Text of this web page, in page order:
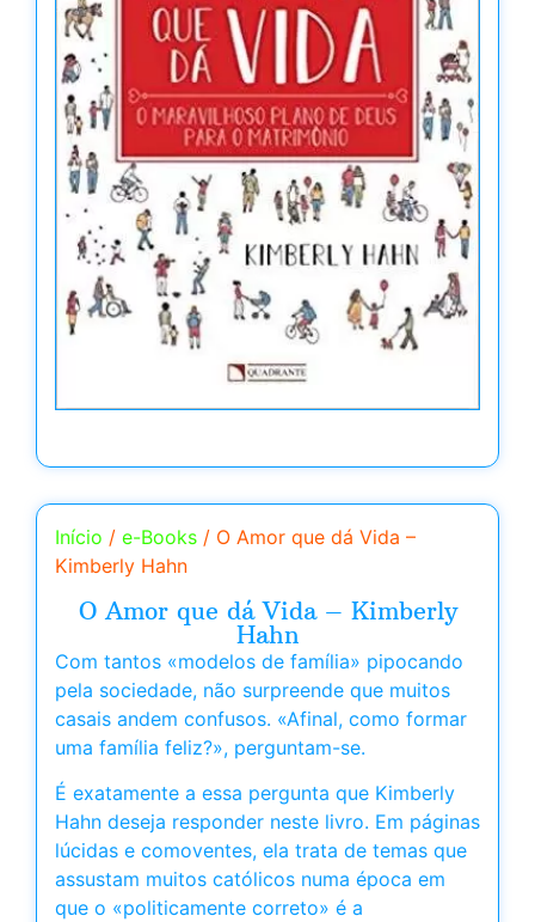
Início / e-Books / O Amor que dá Vida –
Kimberly Hahn
O Amor que dá Vida – Kimberly
Hahn
Com tantos «modelos de família» pipocando
pela sociedade, não surpreende que muitos
casais andem confusos. «Afinal, como formar
uma família feliz?», perguntam-se.
É exatamente a essa pergunta que Kimberly
Hahn deseja responder neste livro. Em páginas
lúcidas e comoventes, ela trata de temas que
assustam muitos católicos numa época em
que o «politicamente correto» é a